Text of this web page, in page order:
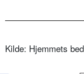
Kilde: Hjemmets